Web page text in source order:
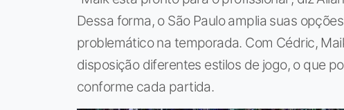
Dessa forma, o São Paulo amplia suas
problemático na temporada. Com Cédric,
disposição diferentes estilos de jogo, o que
conforme cada partida.